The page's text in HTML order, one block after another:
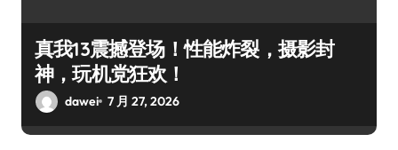
真我13震撼登场！性能炸裂，摄影封
神，玩机党狂欢！
dawei 7 月 27, 2026